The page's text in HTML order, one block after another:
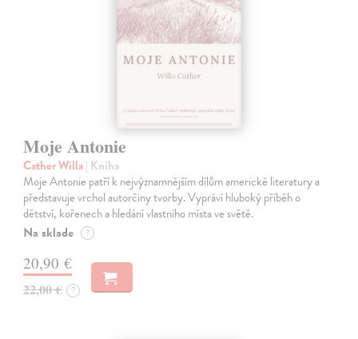
Moje Antonie
Cather Willa| Kniha
Moje Antonie patří k nejvýznamnějším dílům americké literatury a
představuje vrchol autorčiny tvorby. Vypráví hluboký příběh o
dětství, kořenech a hledání vlastního místa ve světě.
Na sklade ?
20,90 €
22,00 € ?